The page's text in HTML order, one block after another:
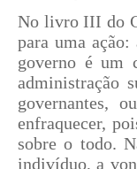
No livro III do
para uma
governo é um
administração
governantes,
enfraquecer,
sobre o todo.
indivíduo, a